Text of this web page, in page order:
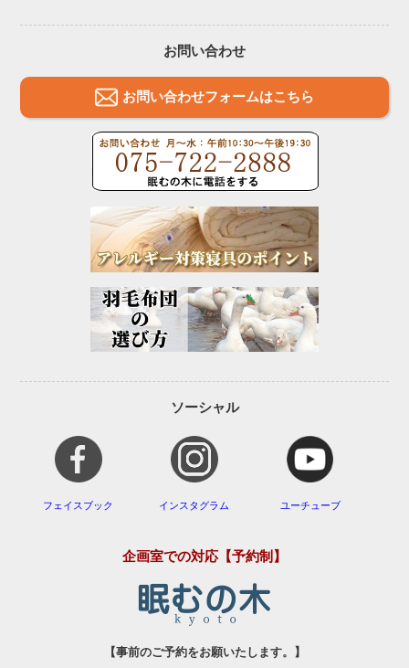
お問い合わせ
お問い合わせフォームはこちら
ソーシャル
フェイスブック インスタグラム ユーチューブ
企画室での対応【予約制】
【事前のご予約をお願いたします。】